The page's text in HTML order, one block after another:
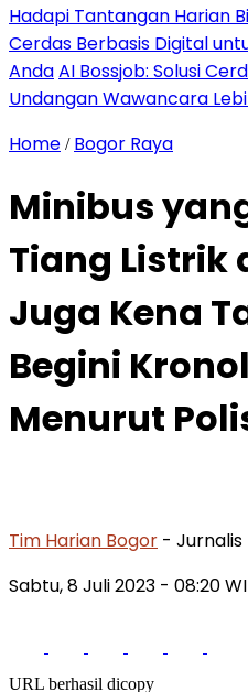
Hadapi Tantangan Harian
Cerdas Berbasis Digital
AndaAI Bossjob: Solusi
Undangan Wawancara
Home / Bogor Raya
Minibus
Tiang Listrik
Juga Kena
Begini
Menurut
Tim Harian Bogor - Jurnalis
Sabtu, 8 Juli 2023 - 08:20
URL berhasil dicopy